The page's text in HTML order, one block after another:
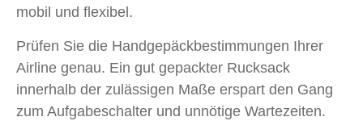
mobil und flexibel.
Prüfen Sie die Handgepäckbestimmungen Ihrer
Airline genau. Ein gut gepackter Rucksack
innerhalb der zulässigen Maße erspart den Gang
zum Aufgabeschalter und unnötige Wartezeiten.